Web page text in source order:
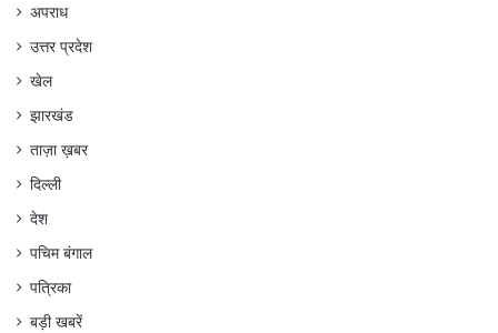
अपराध
उत्तर प्रदेश
खेल
झारखंड
ताज़ा ख़बर
दिल्ली
देश
पचिम बंगाल
पत्रिका
बड़ी खबरें